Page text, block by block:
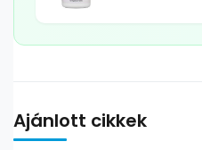
Ajánlott cikkek